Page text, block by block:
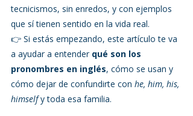
tecnicismos, sin enredos, y con ejemplos
que sí tienen sentido en la vida real.
👉 Si estás empezando, este artículo te va
a ayudar a entender qué son los
pronombres en inglés, cómo se usan y
cómo dejar de confundirte con he, him, his,
himself y toda esa familia.